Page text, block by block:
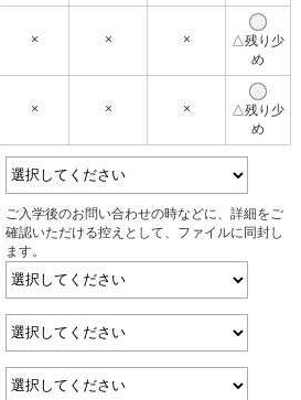
× × ×
△残り少
め
× × ×
△残り少
め
ご入学後のお問い合わせの時などに、詳細をご
確認いただける控えとして、ファイルに同封し
ます。